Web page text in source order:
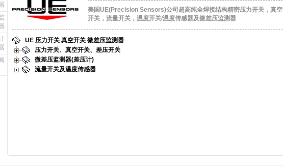
美国UE(Precision Sensors)公司超高纯全焊接结构精密压力开关，真空
开关，流量开关，温度开关/温度传感器及微差压监测器
UE 压力开关 真空开关 微差压监测器
压力开关、真空开关、差压开关
微差压监测器(差压计)
流量开关及温度传感器